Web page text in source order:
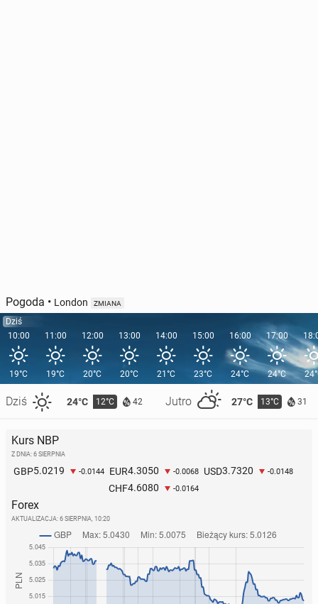
Pogoda • London ZMIANA
Dziś
10:00
19°C
Dziś 24°C 12°C 42 Jutro 27°C 13°C 31
11:00
19°C
12:00
20°C
13:00
20°C
14:00
21°C
15:00
23°C
16:00
24°C
17:00
24°C
Kurs NBP
Z DNIA: 6 SIERPNIA
GBP5.0219 -0.0144 EUR4.3050 -0.0068 USD3.7320 -0.0148
CHF4.6080 -0.0164
Forex
AKTUALIZACJA: 6 SIERPNIA, 10:20